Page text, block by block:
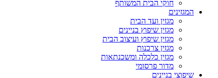
חוקי הבית המשותף
המגזינים
מגזין ועד הבית
מגזין שיפוץ בניינים
מגזין שיפוץ ועיצוב הבית
מגזין צרכנות
מגזין כלכלה ומשכנתאות
מדור פרסומי
שיפוצי בניינים